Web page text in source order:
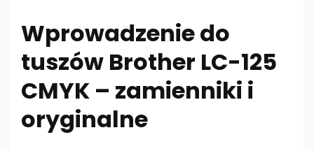
Wprowadzenie do
tuszów Brother LC-125
CMYK – zamienniki i
oryginalne